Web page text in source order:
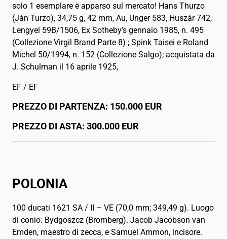
solo 1 esemplare è apparso sul mercato! Hans Thurzo
(Ján Turzo), 34,75 g, 42 mm, Au, Unger 583, Huszár 742,
Lengyel 59B/1506, Ex Sotheby’s gennaio 1985, n. 495
(Collezione Virgil Brand Parte 8) ; Spink Taisei e Roland
Michel 50/1994, n. 152 (Collezione Salgo); acquistata da
J. Schulman il 16 aprile 1925,
EF / EF
PREZZO DI PARTENZA: 150.000 EUR
PREZZO DI ASTA: 300.000 EUR
POLONIA
100 ducati 1621 SA / II – VE (70,0 mm; 349,49 g). Luogo
di conio: Bydgoszcz (Bromberg). Jacob Jacobson van
Emden, maestro di zecca, e Samuel Ammon, incisore.